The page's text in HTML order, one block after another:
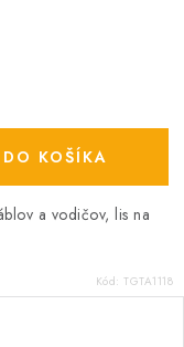
DO KOŠÍKA
a vodičov, lis na
Kód: TGTA1118